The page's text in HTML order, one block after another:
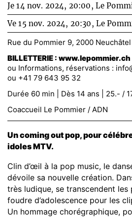
Je 14 nov. 2024, 20:00, Le
Ve 15 nov. 2024, 20:30, Le
Rue du Pommier 9, 2000 Neuchâtel
BILLETTERIE : www.lepommier.ch
ou Informations, réservations :
ou +41 79 643 95 32
Durée 60 min | Dès 14 ans | 25.- /
Coaccueil Le Pommier / ADN
Un coming out pop, pour
idoles MTV.
Clin d’œil à la pop music, le
dévoile sa nouvelle création.
très ludique, se transcendent les
foudre d’adolescence pour les
Un hommage chorégraphique,